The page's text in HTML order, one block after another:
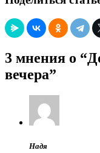
3 мнения о
вечера”
Надя